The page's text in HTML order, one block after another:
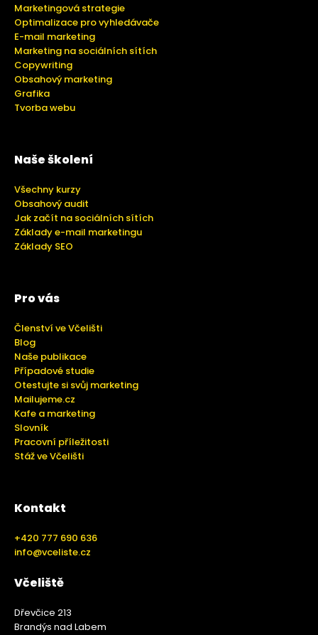
Marketingová strategie
Optimalizace pro vyhledávače
E-mail marketing
Marketing na sociálních sítích
Copywriting
Obsahový marketing
Grafika
Tvorba webu
Naše školení
Všechny kurzy
Obsahový audit
Jak začít na sociálních sítích
Základy e-mail marketingu
Základy SEO
Pro vás
Členství ve Včelišti
Blog
Naše publikace
Případové studie
Otestujte si svůj marketing
Mailujeme.cz
Kafe a marketing
Slovník
Pracovní příležitosti
Stáž ve Včelišti
Kontakt
+420 777 690 636
info@vceliste.cz
Včeliště
Dřevčice 213
Brandýs nad Labem